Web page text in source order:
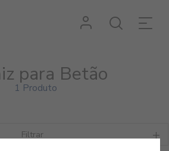
para Betão
1 Produto
Filtrar